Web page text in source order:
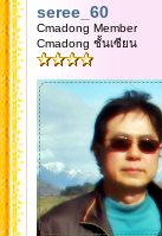
seree_60
Cmadong Member
Cmadong ชั้นเซียน